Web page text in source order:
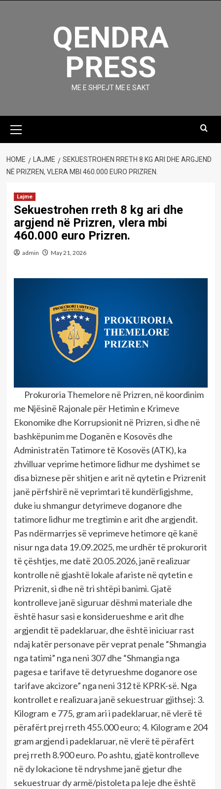
QENDRA
PRESS
ME E SHPEJT ME E SAKT
Menu
HOME LAJME
SEKUESTROHEN RRETH 8 KG ARI DHE ARGJEND
NË PRIZREN, VLERA MBI 460.000 EURO PRIZREN.
Lajme
Sekuestrohen rreth 8 kg ari dhe
argjend në Prizren, vlera mbi
460.000 euro Prizren.
admin May 21, 2026
Prokuroria Themelore në Prizren, në koordinim
me Njësinë Rajonale për Hetimin e Krimeve
Ekonomike dhe Korrupsionit në Prizren, si dhe në
bashkëpunim me Doganën e Kosovës dhe
Administratën Tatimore të Kosovës (ATK), ka
zhvilluar veprime hetimore lidhur me dyshimet se
disa biznese për shitjen e arit në qytetin e Prizrenit
janë përfshirë në veprimtari të kundërligjshme,
duke iu shmangur detyrimeve doganore dhe
tatimore lidhur me tregtimin e arit dhe argjendit.
Pas ndërmarrjes së veprimeve hetimore që kanë
nisur nga data 19.09.2025, me urdhër të prokurorit
të çështjes, me datë 20.05.2026, janë realizuar
kontrolle në gjashtë lokale afariste në qytetin e
Prizrenit, si dhe në tri shtëpi banimi. Gjatë
kontrolleve janë siguruar dëshmi materiale dhe
është hasur sasi e konsiderueshme e arit dhe
argjendit të padeklaruar, dhe është iniciuar rast
ndaj katër personave për veprat penale “Shmangia
nga tatimi” nga neni 307 dhe “Shmangia nga
pagesa e tarifave të detyrueshme doganore ose
tarifave akcizore” nga neni 312 të KPRK-së. Nga
kontrollet e realizuara janë sekuestruar gjithsej: 3.
Kilogram e 775, gram ari i padeklaruar, në vlerë të
përafërt prej rreth 455.000 euro; 4. Kilogram e 204
gram argjend i padeklaruar, në vlerë të përafërt
prej rreth 8.900 euro. Po ashtu, gjatë kontrolleve
në dy lokacione të ndryshme janë gjetur dhe
sekuestruar dy armë/pistoleta pa leje dhe është